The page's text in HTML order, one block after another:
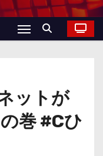
ットが
巻 #Cひ